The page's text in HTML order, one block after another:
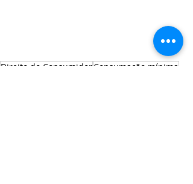
Direito do ConsumidorConsumação mínima